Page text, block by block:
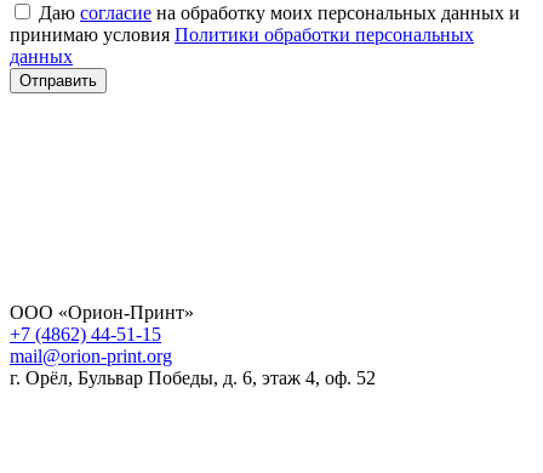
Даю согласие на обработку моих персональных данных и
принимаю условия Политики обработки персональных
данных
Отправить
ООО «Орион-Принт»
+7 (4862) 44-51-15
mail@orion-print.org
г. Орёл, Бульвар Победы, д. 6, этаж 4, оф. 52